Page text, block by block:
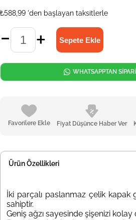
₺588,99 'den başlayan taksitlerle
Favorilere Ekle Fiyat Düşünce Haber Ver
WHATSAPPTAN
Ürün Özellikleri
İki parçalı paslanmaz çelik kapak
sahiptir.
Geniş ağzı sayesinde şişenizi